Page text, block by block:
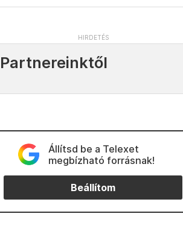
Partnereinktől
Állítsd be a Telexet
megbízható forrásnak!
Beállítom